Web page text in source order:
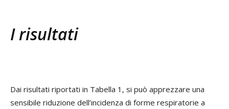
I risultati
Dai risultati riportati in Tabella 1, si può apprezzare una
sensibile riduzione dell’incidenza di forme respiratorie a